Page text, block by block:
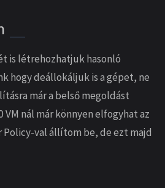
is létrehozhatjuk hasonló
hogy deállokáljuk is a gépet, ne
már a belső megoldást
VM nál már könnyen elfogyhat az
val állítom be, de ezt majd